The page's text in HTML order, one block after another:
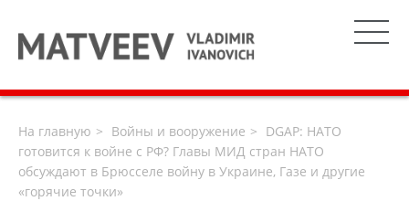
На главную Войны и вооружение
DGAP: НАТО
готовится к войне с РФ? Главы МИД стран НАТО
обсуждают в Брюсселе войну в Украине, Газе и другие
«горячие точки»